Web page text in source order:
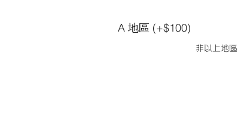
A 地區 (+$100)
非以上地區